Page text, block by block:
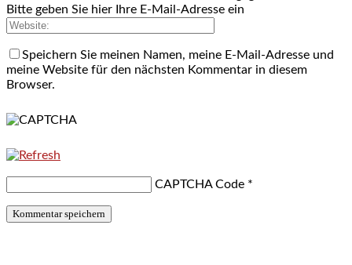
Bitte geben Sie hier Ihre E-Mail-Adresse ein
Speichern Sie meinen Namen, meine E-Mail-Adresse und
meine Website für den nächsten Kommentar in diesem
Browser.
CAPTCHA Code *